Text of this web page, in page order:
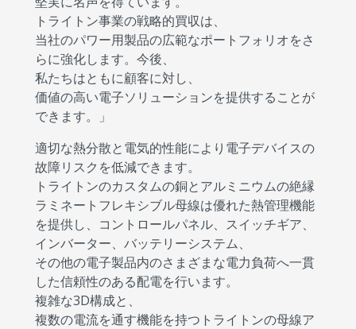
トライトン事業の戦略的買収は、
当社のパワー用製品の広範なポートフォリオをさ
らに強化します。今後、
私たちはともに顧客に対し、
価値の高い電子ソリューションを提供することが
できます。」
適切な熱分散と電気的性能により電子デバイスの
故障リスクを低減できます。
トライトンのカスタムの銅とアルミニウムの絶縁
ラミネートフレキシブル母線は優れた熱管理機能
を提供し、コントロールパネル、スイッチギア、
インバーター、バッテリーシステム、
その他の電子製品内のさまざまな電力負荷へ一貫
した信頼性のある配電を行います。
複雑な3D構成と、
複数の電流を通す機能を持つトライトンの母線ア